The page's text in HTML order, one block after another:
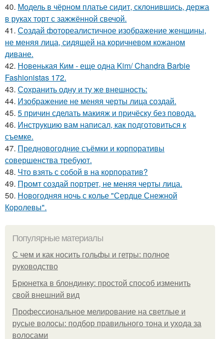
40. Модель в чёрном платье сидит, склонившись, держа
в руках торт с зажжённой свечой.
41. Создай фотореалистичное изображение женщины,
не меняя лица, сидящей на коричневом кожаном
диване.
42. Новенькая Ким - еще одна Kim/ Chandra Barbie
Fashionistas 172.
43. Сохранить одну и ту же внешность:
44. Изображение не меняя черты лица создай.
45. 5 причин сделать макияж и причёску без повода.
46. Инструкцию вам написал, как подготовиться к
съемке.
47. Предновогодние съёмки и корпоративы
совершенства требуют.
48. Что взять с собой в на корпоратив?
49. Промт создай портрет, не меняя черты лица.
50. Новогодняя ночь с колье "Сердце Снежной
Королевы".
Популярные материалы
С чем и как носить гольфы и гетры: полное
руководство
Брюнетка в блондинку: простой способ изменить
свой внешний вид
Профессиональное мелирование на светлые и
русые волосы: подбор правильного тона и ухода за
волосами